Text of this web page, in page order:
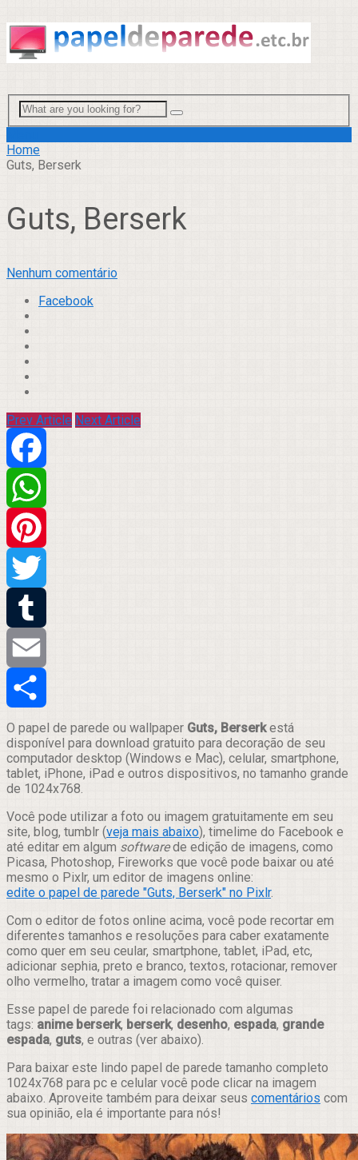
Home
Guts, Berserk
Guts, Berserk
Nenhum comentário
Facebook
Prev Article Next Article
Facebook
WhatsApp
Pinterest
Twitter
Tumblr
Email
Compartilhar
O papel de parede ou wallpaper Guts, Berserkestá
disponível para download gratuito para decoração de seu
computador desktop (Windows e Mac), celular, smartphone,
tablet, iPhone, iPad e outros dispositivos, no tamanho grande
de 1024x768.
Você pode utilizar a foto ou imagem gratuitamente em seu
site, blog, tumblr (veja mais abaixo), timelime do Facebook e
até editar em algum softwarede edição de imagens, como
Picasa, Photoshop, Fireworks que você pode baixar ou até
mesmo o Pixlr, um editor de imagens online:
edite o papel de parede "Guts, Berserk" no Pixlr.
Com o editor de fotos online acima, você pode recortar em
diferentes tamanhos e resoluções para caber exatamente
como quer em seu ceular, smartphone, tablet, iPad, etc,
adicionar sephia, preto e branco, textos, rotacionar, remover
olho vermelho, tratar a imagem como você quiser.
Esse papel de parede foi relacionado com algumas
tags: anime berserk, berserk, desenho, espada, grande
espada, guts, e outras (ver abaixo).
Para baixar este lindo papel de parede tamanho completo
1024x768 para pc e celular você pode clicar na imagem
abaixo. Aproveite também para deixar seus comentários com
sua opinião, ela é importante para nós!